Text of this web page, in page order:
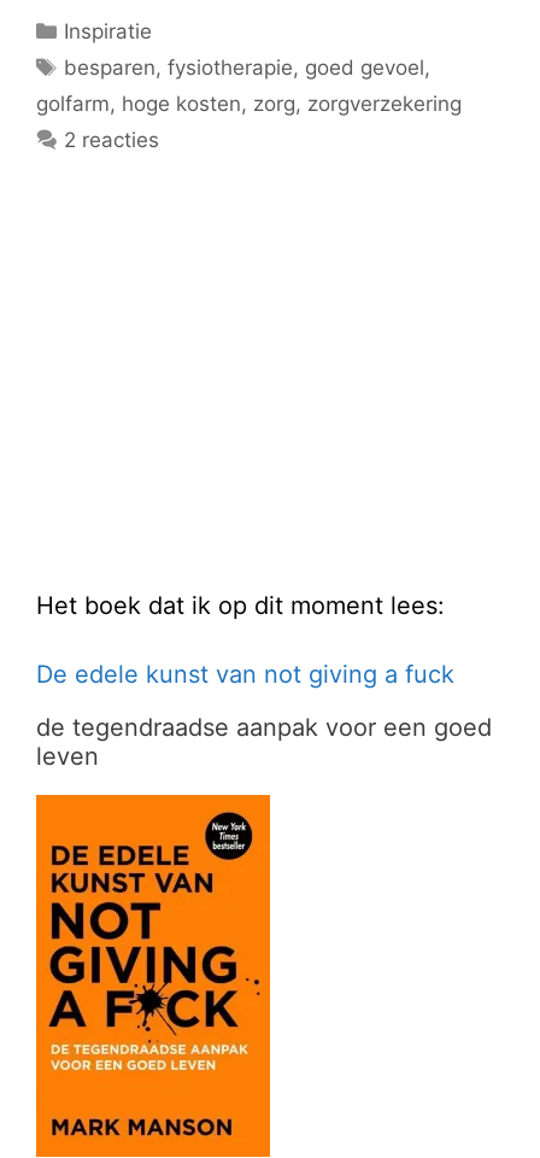
Categorieën
Inspiratie
Tags
besparen,fysiotherapie, goed gevoel,
golfarm, hoge kosten, zorg, zorgverzekering
2 reacties
Het boek dat ik op dit moment lees:
De edele kunst van not giving a fuck
de tegendraadse aanpak voor een goed
leven